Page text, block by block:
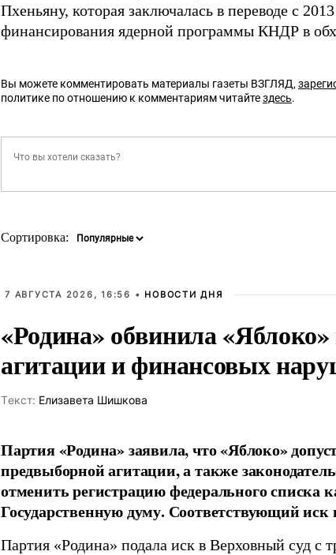
Пхеньяну, которая заключалась в переводе с
финансирования ядерной программы КНДР в
Вы можете комментировать материалы газеты ВЗГЛЯД,
политике по отношению к комментариям читайтездесь.
Сортировка:
7 АВГУСТА 2026, 16:56 • НОВОСТИ ДНЯ
«Родина» обвинила
агитации и финансовых
Tекст: Елизавета Шишкова
Партия «Родина» заявила, что «Яблоко»
предвыборной агитации, а также
отменить регистрацию федерального списка
Государственную думу. Соответствующий иск
Партия «Родина» подала иск в Верховный суд с